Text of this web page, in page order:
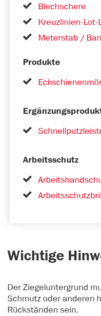
Blechschere
Kreuzlinien-Lot-
Meterstab /
Produkte
Arbeitsschutz
Wichtige
Der Ziegeluntergrund
Schmutz oder anderen
Rückständen sein.